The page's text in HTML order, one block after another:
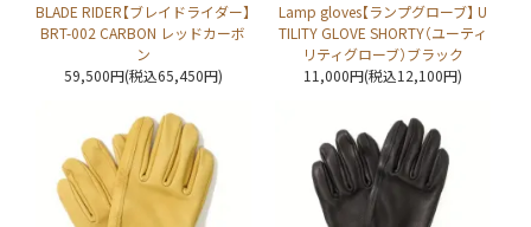
BLADE RIDER【ブレイドライダー】
BRT-002 CARBON レッドカーボ
ン
59,500円(税込65,450円)
Lamp gloves【ランプグローブ】 U
TILITY GLOVE SHORTY（ユーティ
リティグローブ）ブラック
11,000円(税込12,100円)